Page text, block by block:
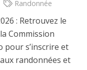
Randonnée
: Retrouvez le
Commission
pour s’inscrire et
randonnées et